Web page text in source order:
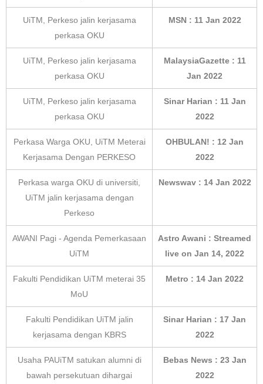
UiTM, Perkeso jalin kerjasama
perkasa OKU
MSN : 11 Jan 2022
UiTM, Perkeso jalin kerjasama
perkasa OKU
MalaysiaGazette : 11
Jan 2022
UiTM, Perkeso jalin kerjasama
perkasa OKU
Sinar Harian : 11 Jan
2022
Perkasa Warga OKU, UiTM Meterai
Kerjasama Dengan PERKESO
OHBULAN! : 12 Jan
2022
Perkasa warga OKU di universiti,
UiTM jalin kerjasama dengan
Perkeso
Newswav : 14 Jan 2022
AWANI Pagi - Agenda Pemerkasaan
UiTM
Astro Awani : Streamed
live on Jan 14, 2022
Fakulti Pendidikan UiTM meterai 35
MoU
Metro : 14 Jan 2022
Fakulti Pendidikan UiTM jalin
kerjasama dengan KBRS
Sinar Harian : 17 Jan
2022
Usaha PAUiTM satukan alumni di
bawah persekutuan dihargai
Bebas News : 23 Jan
2022